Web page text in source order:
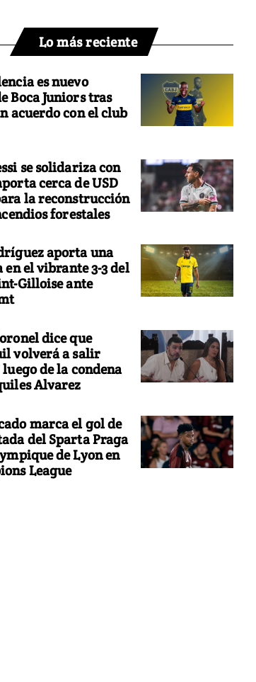
Lo más reciente
es nuevo
Boca Juniors tras
acuerdo con el club
se solidariza con
cerca de USD
la reconstrucción
forestales
aporta una
en el vibrante 3-3 del
Gilloise ante
dice que
volverá a salir
de la condena
Alvarez
marca el gol de
del Sparta Praga
de Lyon en
League